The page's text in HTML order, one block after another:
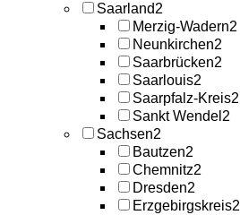
Saarland2
Merzig-Wadern2
Neunkirchen2
Saarbrücken2
Saarlouis2
Saarpfalz-Kreis2
Sankt Wendel 2
Sachsen2
Bautzen2
Chemnitz2
Dresden2
Erzgebirgskreis2